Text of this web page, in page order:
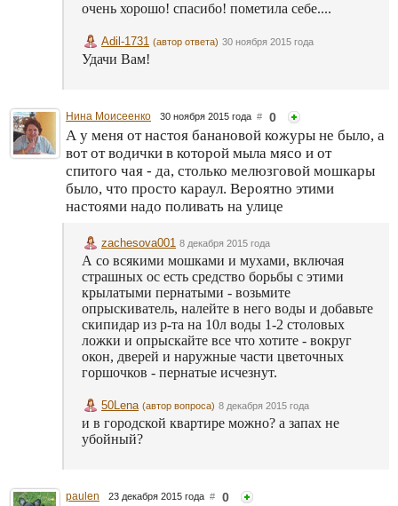
очень хорошо! спасибо! пометила себе....
Adil-1731 (автор ответа) 30 ноября 2015 года
Удачи Вам!
Нина Моисеенко 30 ноября 2015 года # 0
А у меня от настоя банановой кожуры не было, а
вот от водички в которой мыла мясо и от
спитого чая - да, столько мелюзговой мошкары
было, что просто караул. Вероятно этими
настоями надо поливать на улице
zachesova001 8 декабря 2015 года
А со всякими мошками и мухами, включая
страшных ос есть средство борьбы с этими
крылатыми пернатыми - возьмите
опрыскиватель, налейте в него воды и добавьте
скипидар из р-та на 10л воды 1-2 столовых
ложки и опрыскайте все что хотите - вокруг
окон, дверей и наружные части цветочных
горшочков - пернатые исчезнут.
50Lena (автор вопроса) 8 декабря 2015 года
и в городской квартире можно? а запах не
убойный?
paulen 23 декабря 2015 года # 0